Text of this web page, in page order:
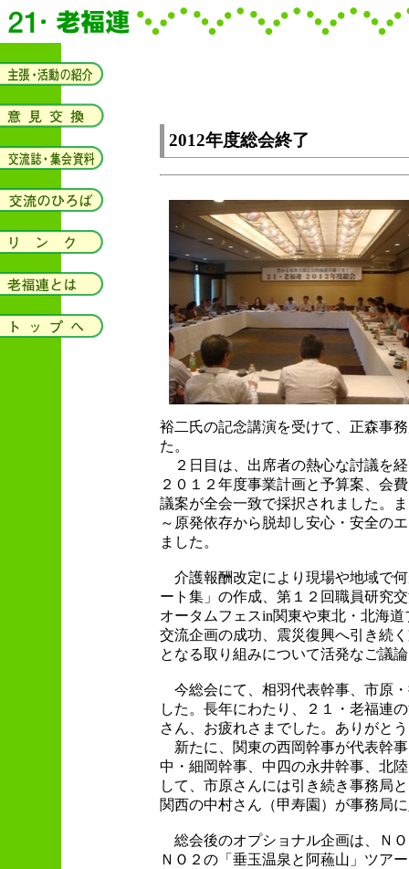
2012年度総会終了
裕二氏の記念講演を受けて、正森事
た。
２日目は、出席者の熱心な討議を
２０１２年度事業計画と予算案、会
議案が全会一致で採択されました。
～原発依存から脱却し安心・安全の
ました。
介護報酬改定により現場や地域で
ート集」の作成、第１２回職員研究
オータムフェスin関東や東北・北海
交流企画の成功、震災復興へ引き続
となる取り組みについて活発なご議
今総会にて、相羽代表幹事、市原
した。長年にわたり、２１・老福連
さん、お疲れさまでした。ありがと
新たに、関東の西岡幹事が代表幹
中・細岡幹事、中四の永井幹事、北
して、市原さんには引き続き事務局
関西の中村さん（甲寿園）が事務局
総会後のオプショナル企画は、Ｎ
ＮＯ２の「垂玉温泉と阿蘓山」ツア